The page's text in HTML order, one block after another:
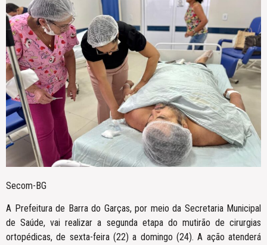
Secom-BG
A Prefeitura de Barra do Garças, por meio da Secretaria Municipal
de Saúde, vai realizar a segunda etapa do mutirão de cirurgias
ortopédicas, de sexta-feira (22) a domingo (24). A ação atenderá